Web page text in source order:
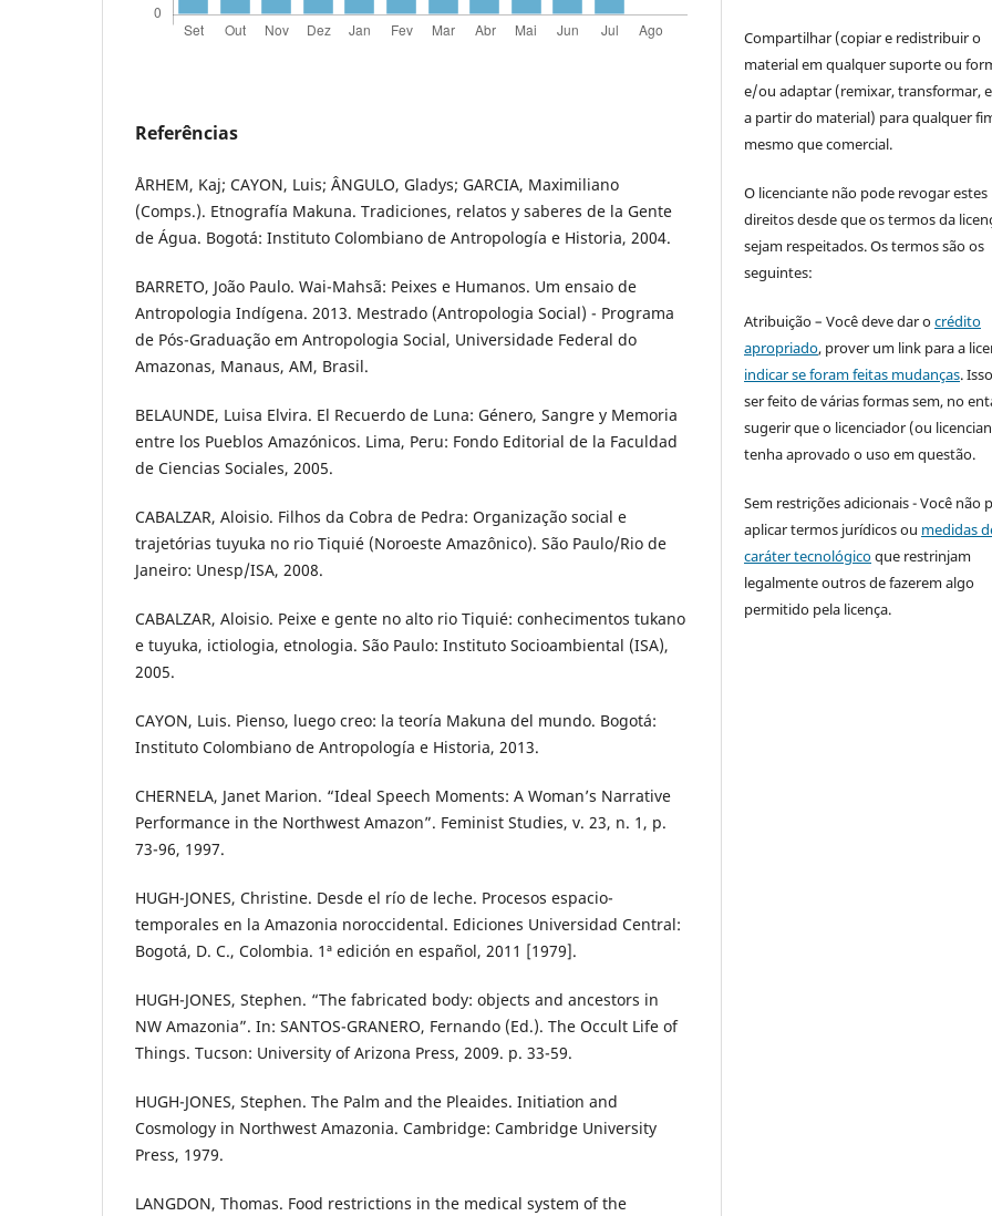
Referências
ÅRHEM, Kaj; CAYON, Luis; ÂNGULO, Gladys; GARCIA, Maximiliano
(Comps.). Etnografía Makuna. Tradiciones, relatos y saberes de la Gente
de Água. Bogotá: Instituto Colombiano de Antropología e Historia, 2004.
BARRETO, João Paulo. Wai-Mahsã: Peixes e Humanos. Um ensaio de
Antropologia Indígena. 2013. Mestrado (Antropologia Social) - Programa
de Pós-Graduação em Antropologia Social, Universidade Federal do
Amazonas, Manaus, AM, Brasil.
BELAUNDE, Luisa Elvira. El Recuerdo de Luna: Género, Sangre y Memoria
entre los Pueblos Amazónicos. Lima, Peru: Fondo Editorial de la Faculdad
de Ciencias Sociales, 2005.
CABALZAR, Aloisio. Filhos da Cobra de Pedra: Organização social e
trajetórias tuyuka no rio Tiquié (Noroeste Amazônico). São Paulo/Rio de
Janeiro: Unesp/ISA, 2008.
CABALZAR, Aloisio. Peixe e gente no alto rio Tiquié: conhecimentos tukano
e tuyuka, ictiologia, etnologia. São Paulo: Instituto Socioambiental (ISA),
2005.
CAYON, Luis. Pienso, luego creo: la teoría Makuna del mundo. Bogotá:
Instituto Colombiano de Antropología e Historia, 2013.
CHERNELA, Janet Marion. “Ideal Speech Moments: A Woman’s Narrative
Performance in the Northwest Amazon”. Feminist Studies, v. 23, n. 1, p.
73-96, 1997.
HUGH-JONES, Christine. Desde el río de leche. Procesos espacio-
temporales en la Amazonia noroccidental. Ediciones Universidad Central:
Bogotá, D. C., Colombia. 1ª edición en español, 2011 [1979].
HUGH-JONES, Stephen. “The fabricated body: objects and ancestors in
NW Amazonia”. In: SANTOS-GRANERO, Fernando (Ed.). The Occult Life of
Things. Tucson: University of Arizona Press, 2009. p. 33-59.
HUGH-JONES, Stephen. The Palm and the Pleaides. Initiation and
Cosmology in Northwest Amazonia. Cambridge: Cambridge University
Press, 1979.
LANGDON, Thomas. Food restrictions in the medical system of the
Compartilhar (copiar e redistribuir o
material em qualquer suporte ou
e/ou adaptar (remixar, transformar,
a partir do material) para qualquer
mesmo que comercial.
O licenciante não pode revogar estes
direitos desde que os termos da
sejam respeitados. Os termos são os
seguintes:
Atribuição – Você deve dar ocrédito
apropriado, prover um link para a
indicar se foram feitas mudanças.
ser feito de várias formas sem, no
sugerir que o licenciador (ou
tenha aprovado o uso em questão.
Sem restrições adicionais - Você não
aplicar termos jurídicos ou medidas
caráter tecnológicoque restrinjam
legalmente outros de fazerem algo
permitido pela licença.